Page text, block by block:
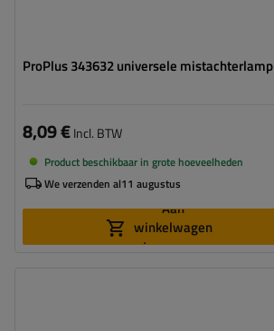
ProPlus 343632 universele mistachterlamp
8,09 €Incl. BTW
Product beschikbaar in grote hoeveelheden
We verzenden al11 augustus
Aan
winkelwagen
toevoegen